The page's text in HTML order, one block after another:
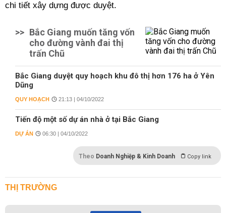
chi tiết xây dựng được duyệt.
>> Bắc Giang muốn tăng vốn
cho đường vành đai thị
trấn Chũ
Bắc Giang duyệt quy hoạch khu đô thị hơn 176 ha ở Yên
Dũng
QUY HOẠCH 21:13 | 04/10/2022
Tiến độ một số dự án nhà ở tại Bắc Giang
DỰ ÁN 06:30 | 04/10/2022
Theo Doanh Nghiệp & Kinh Doanh Copy link
THỊ TRƯỜNG